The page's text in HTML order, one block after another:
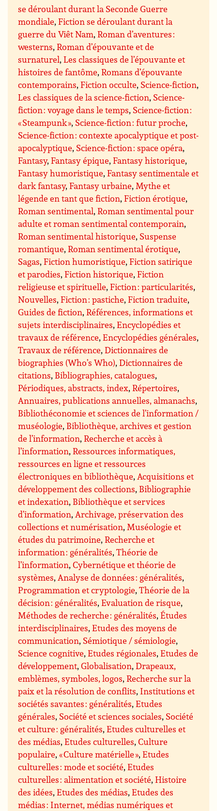
se déroulant durant la Seconde Guerre
mondiale,Fiction se déroulant durant la
guerre du Viêt Nam,Roman d’aventures :
westerns,Roman d’épouvante et de
surnaturel,Les classiques de l’épouvante et
histoires de fantôme,Romans d’épouvante
contemporains,Fiction occulte, Science-fiction,
Les classiques de la science-fiction, Science-
fiction : voyage dans le temps, Science-fiction :
« Steampunk », Science-fiction : futur proche,
Science-fiction : contexte apocalyptique et post-
apocalyptique, Science-fiction : space opéra,
Fantasy,Fantasy épique,Fantasy historique,
Fantasy humoristique,Fantasy sentimentale et
dark fantasy,Fantasy urbaine,Mythe et
légende en tant que fiction,Fiction érotique,
Roman sentimental,Roman sentimental pour
adulte et roman sentimental contemporain,
Roman sentimental historique, Suspense
romantique,Roman sentimental érotique,
Sagas,Fiction humoristique,Fiction satirique
et parodies,Fiction historique,Fiction
religieuse et spirituelle,Fiction : particularités,
Nouvelles,Fiction : pastiche,Fiction traduite,
Guides de fiction,Références, informations et
sujets interdisciplinaires,Encyclopédies et
travaux de référence,Encyclopédies générales,
Travaux de référence,Dictionnaires de
biographies (Who’s Who),Dictionnaires de
citations, Bibliographies, catalogues,
Périodiques, abstracts, index,Répertoires,
Annuaires, publications annuelles, almanachs,
Bibliothéconomie et sciences de l’information /
muséologie, Bibliothèque, archives et gestion
de l’information,Recherche et accès à
l’information,Ressources informatiques,
ressources en ligne et ressources
électroniques en bibliothèque,Acquisitions et
développement des collections, Bibliographie
et indexation, Bibliothèque et services
d’information,Archivage, préservation des
collections et numérisation,Muséologie et
études du patrimoine,Recherche et
information : généralités,Théorie de
l’information,Cybernétique et théorie de
systèmes,Analyse de données : généralités,
Programmation et cryptologie,Théorie de la
décision : généralités,Evaluation de risque,
Méthodes de recherche : généralités,Études
interdisciplinaires,Etudes des moyens de
communication, Sémiotique / sémiologie,
Science cognitive,Etudes régionales,Etudes de
développement,Globalisation,Drapeaux,
emblèmes, symboles, logos,Recherche sur la
paix et la résolution de conflits, Institutions et
sociétés savantes : généralités,Etudes
générales, Société et sciences sociales, Société
et culture : généralités,Etudes culturelles et
des médias,Etudes culturelles,Culture
populaire,« Culture matérielle »,Etudes
culturelles : mode et société,Etudes
culturelles : alimentation et société,Histoire
des idées,Etudes des médias,Etudes des
médias : Internet, médias numériques et